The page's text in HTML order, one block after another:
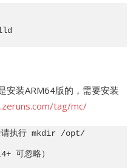
安装ARM64版的，需要安装
tag/mc/
请执行 mkdir /opt/
可忽略）